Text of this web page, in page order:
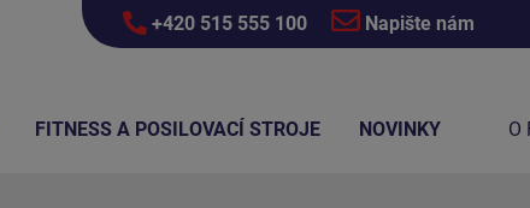
+420 515 555 100 Napište nám
FITNESS A POSILOVACÍ STROJE NOVINKY O